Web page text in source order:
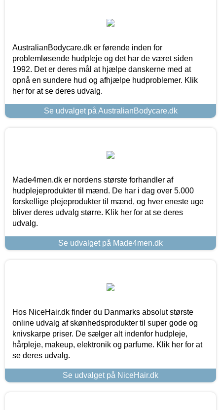
AustralianBodycare.dk er førende inden for
problemløsende hudpleje og det har de været siden
1992. Det er deres mål at hjælpe danskerne med at
opnå en sundere hud og afhjælpe hudproblemer. Klik
her for at se deres udvalg.
Se udvalget på AustralianBodycare.dk
Made4men.dk er nordens største forhandler af
hudplejeprodukter til mænd. De har i dag over 5.000
forskellige plejeprodukter til mænd, og hver eneste uge
bliver deres udvalg større. Klik her for at se deres
udvalg.
Se udvalget på Made4men.dk
Hos NiceHair.dk finder du Danmarks absolut største
online udvalg af skønhedsprodukter til super gode og
knivskarpe priser. De sælger alt indenfor hudpleje,
hårpleje, makeup, elektronik og parfume. Klik her for at
se deres udvalg.
Se udvalget på NiceHair.dk